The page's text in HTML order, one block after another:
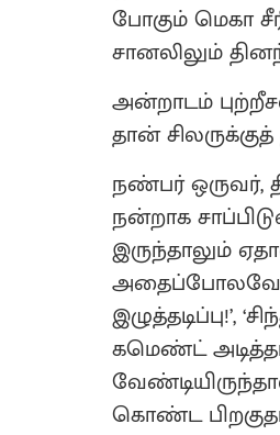
போகும் மெகா
சானலிலும்
அன்றாடம்
தான்
நண்பர் ஒருவர்,
நன்றாக
இருந்தாலும்
அதைப்போலவே
இழுத்தடிப்பு!’,
கமெண்ட்
கொண்ட